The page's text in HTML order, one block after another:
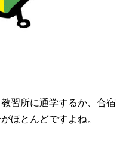
習所に通学するか、合宿
ほとんどですよね。